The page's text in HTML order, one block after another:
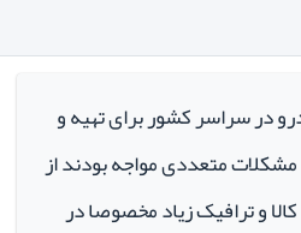
در سراسر کشور برای تهیه و
مشکلات متعددی مواجه بودند از
و ترافیک زیاد مخصوصا در